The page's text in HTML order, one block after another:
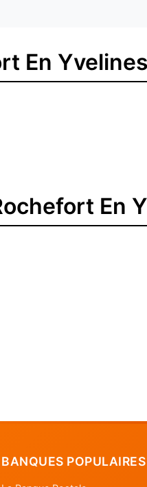
En
En
BANQUES POPULAIRES